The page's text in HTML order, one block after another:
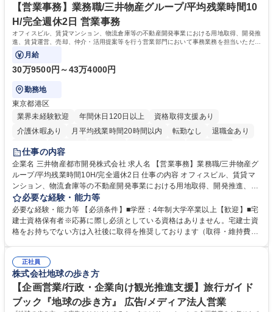
【営業事務】業務職/三井物産グループ/平均残業時間10
H/完全週休2日 営業事務
オフィスビル、賃貸マンション、物流倉庫等の不動産開発事業における用地取得、開発推
進、賃貸運営、売却、仲介・活用提案等を行う営業部門において事務業務を担当いただき
ます。
月給
30万9500円～43万4000円
勤務地
東京都港区
業界未経験歓迎
年間休日120日以上
資格取得支援あり
介護休暇あり
月平均残業時間20時間以内 転勤なし
退職金あり
在宅OK
賞与あり
駅近5分以内
土日祝休み 寮・社宅あり
仕事の内容
企業名 三井物産都市開発株式会社 求人名 【営業事務】業務職/三井物産グ
ループ/平均残業時間10H/完全週休2日 仕事の内容 オフィスビル、賃貸マ
ンション、物流倉庫等の不動産開発事業における用地取得、開発推進、賃
貸運営、売却、仲介・活用提案等を行う営業部門において事務業務を担当
いただきます。 【詳細】・契約書管理、契約書製本、捺印対応、ファイリ
ング、登記簿取得、調書取得・支払業務（各種費用支払、支払管理、請
求・支払データ登録、取引先マスター申請対応）・予算作成及び予実管
の他に担当頂く業務が発生する場合があります。 募集職種 【営業事務】
業務職/三井物産グループ/平均残業時間10H/完全週休2日
必要な経験・能力等
必要な経験・能力等 【必須条件】■学歴：4年制大学卒業以上【歓迎】■宅
建士資格保有者※応募に際し必須としている資格はありません。宅建士資
格をお持ちでない方は入社後に取得を推奨しております（取得・維持費用
ション力がある方。 ・チャレンジを厭わず、粘り強く業務に取り組める
方。多様な関係者と謙虚に信頼関係を構築でき、期限を意識したスケジュ
ール管理が出来る方。※将来的に他部署（営業部門、コーポレート部門）
へのジョブローテーションの可能性があります。 学歴・資格 学歴：大学
院 大学 語学力： 資格：宅地建物取引士
正社員
株式会社地球の歩き方
【企画営業/行政・企業向け観光推進支援】旅行ガイド
ブック『地球の歩き方』 広告/メディア法人営業